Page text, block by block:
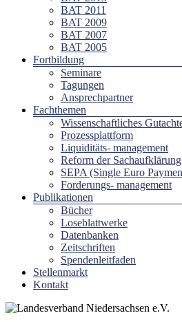
BAT 2011
BAT 2009
BAT 2007
BAT 2005
Fortbildung
Seminare
Tagungen
Ansprechpartner
Fachthemen
Wissenschaftliches
Prozessplattform
Liquiditäts- management
Reform der Sachaufklärung
SEPA (Single Euro
Forderungs- management
Publikationen
Bücher
Loseblattwerke
Datenbanken
Zeitschriften
Spendenleitfaden
Stellenmarkt
Kontakt